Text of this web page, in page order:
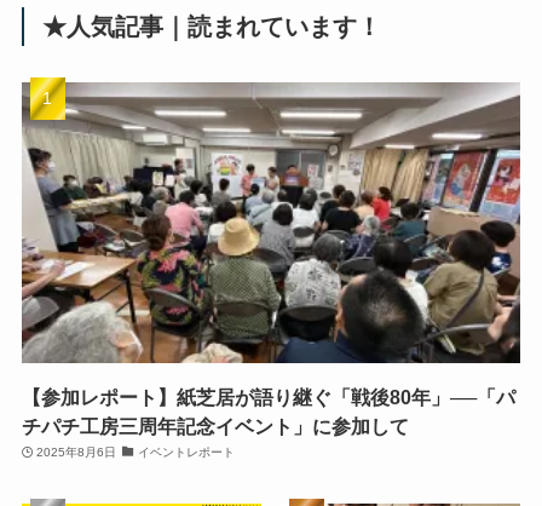
★人気記事｜読まれています！
【参加レポート】紙芝居が語り継ぐ「戦後80年」──「パ
チパチ工房三周年記念イベント」に参加して
2025年8月6日 イベントレポート